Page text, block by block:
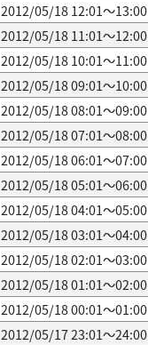
2012/05/18 12:01～13:00
2012/05/18 11:01～12:00
2012/05/18 10:01～11:00
2012/05/18 09:01～10:00
2012/05/18 08:01～09:00
2012/05/18 07:01～08:00
2012/05/18 06:01～07:00
2012/05/18 05:01～06:00
2012/05/18 04:01～05:00
2012/05/18 03:01～04:00
2012/05/18 02:01～03:00
2012/05/18 01:01～02:00
2012/05/18 00:01～01:00
2012/05/17 23:01～24:00